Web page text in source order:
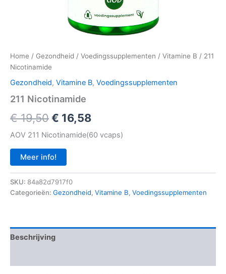
Home / Gezondheid / Voedingssupplementen / Vitamine B / 211
Nicotinamide
Gezondheid, Vitamine B, Voedingssupplementen
211 Nicotinamide
€19,50Oorspronkelijke
prijs
was:
€ 19,50.
€ 16,58Huidige
prijs
€ 16,58.
AOV 211 Nicotinamide(60 vcaps)
Meer info!
SKU: 84a82d7917f0
Categorieën: Gezondheid, Vitamine B, Voedingssupplementen
Beschrijving